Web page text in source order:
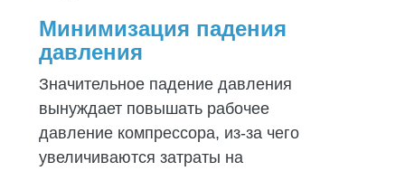
Минимизация падения
давления
Значительное падение давления
вынуждает повышать рабочее
давление компрессора, из-за чего
увеличиваются затраты на